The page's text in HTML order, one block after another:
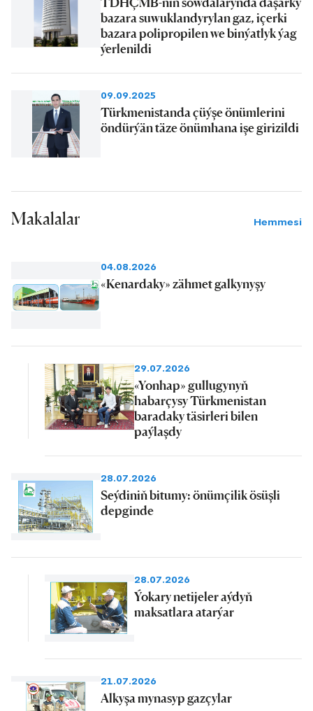
bazara suwuklandyrylan gaz, içerki
bazara polipropilen we binýatlyk ýag
ýerlenildi
09.09.2025
Türkmenistanda çüýşe önümlerini
öndürýän täze önümhana işe girizildi
Makalalar Hemmesi
04.08.2026
«Kenardaky» zähmet galkynyşy
29.07.2026
«Yonhap» gullugynyň
habarçysy Türkmenistan
baradaky täsirleri bilen
paýlaşdy
28.07.2026
Seýdiniň bitumy: önümçilik ösüşli
depginde
28.07.2026
Ýokary netijeler aýdyň
maksatlara atarýar
21.07.2026
Alkyşa mynasyp gazçylar